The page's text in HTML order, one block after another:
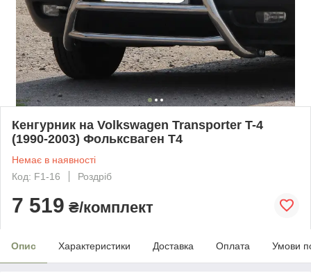
Кенгурник на Volkswagen Transporter T-4
(1990-2003) Фольксваген Т4
Немає в наявності
Код: F1-16
Роздріб
7 519 ₴/комплект
Опис Характеристики Доставка Оплата Умови